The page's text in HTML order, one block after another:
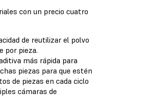
con un precio cuatro
de reutilizar el polvo
por pieza.
más rápida para
piezas para que estén
de piezas en cada ciclo
cámaras de